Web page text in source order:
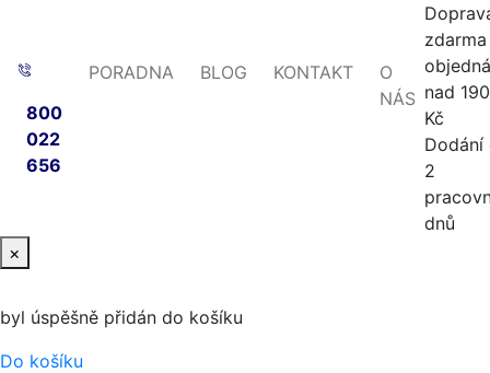
800
022
656
PORADNA BLOG KONTAKT
O
NÁS nad
Kč
Dodání
2
dnů
×
byl úspěšně přidán do košíku
Do košíku